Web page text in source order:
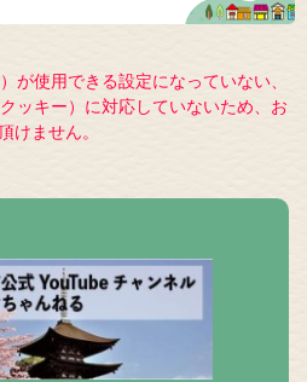
が使用できる設定になっていない、
ッキー）に対応していないため、お
けません。